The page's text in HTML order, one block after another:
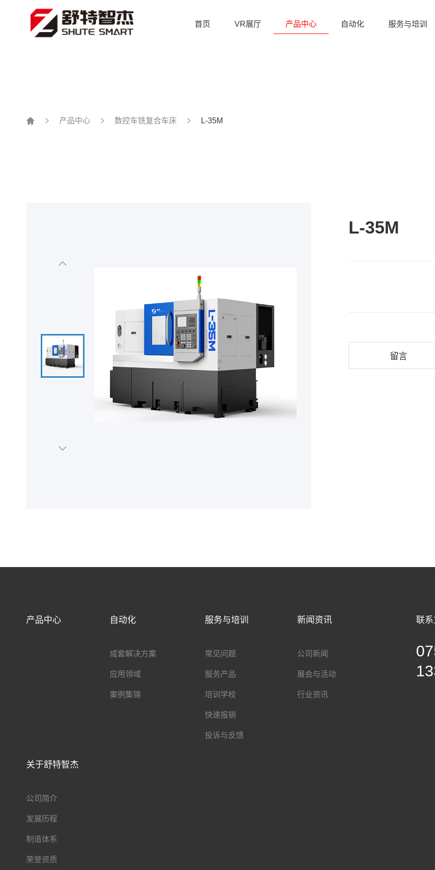
首页 VR展厅 产品中心 自动化 服务与培训
产品中心 数控车铣复合车床 L-35M
L-35M
留言
产品中心 自动化
成套解决方案
应用领域
案例集锦
服务与培训
常见问题
服务产品
培训学校
快速报销
投诉与反馈
新闻资讯
公司新闻
展会与活动
行业资讯
关于舒特智杰
公司简介
发展历程
制造体系
荣誉资质
联